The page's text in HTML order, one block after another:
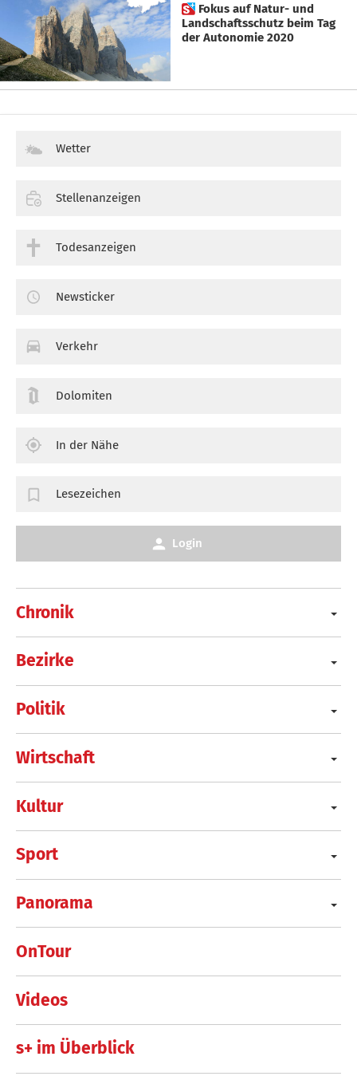
 Fokus auf Natur- und
Landschaftsschutz beim Tag
der Autonomie 2020
Chronik
Bezirke
Politik
Wirtschaft
Kultur
Sport
Panorama
OnTour
Videos
s+ im Überblick
Wetter
Stellenanzeigen
Todesanzeigen
Newsticker
Verkehr
Dolomiten
In der Nähe
Lesezeichen
Login